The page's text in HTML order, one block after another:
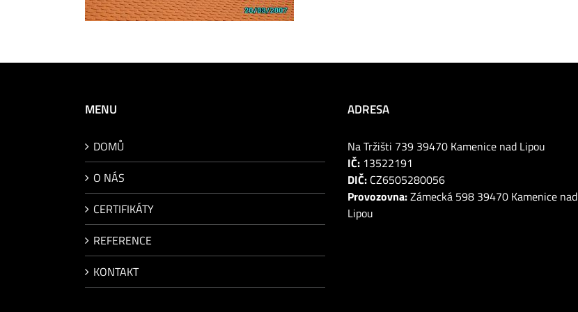
MENU
DOMŮ
O NÁS
CERTIFIKÁTY
REFERENCE
KONTAKT
ADRESA
Na Tržišti 739 39470 Kamenice nad Lipou
IČ: 13522191
DIČ: CZ6505280056
Provozovna:Zámecká 598 39470 Kamenice nad
Lipou